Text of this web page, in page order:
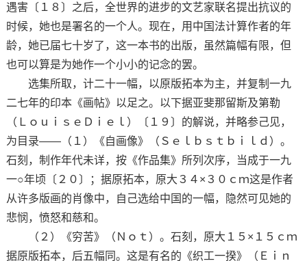
遇害〔１８〕之后，全世界的进步的文艺家联名提出抗议的
时候，她也是署名的一个人。现在，用中国法计算作者的年
龄，她已届七十岁了，这一本书的出版，虽然篇幅有限，但
也可以算是为她作一个小小的记念的罢。
选集所取，计二十一幅，以原版拓本为主，并复制一九
二七年的印本《画帖》以足之。以下据亚斐那留斯及第勒
（ＬｏｕｉｓｅＤｉｅｌ）〔１９〕的解说，并略参己见，
为目录——（１）《自画像》（Ｓｅｌｂｓｔｂｉｌｄ）。
石刻，制作年代未详，按《作品集》所列次序，当成于一九
一○年顷〔２０〕；据原拓本，原大３４×３０ｃｍ这是作者
从许多版画的肖像中，自己选给中国的一幅，隐然可见她的
悲悯，愤怒和慈和。
（２）《穷苦》（Ｎｏｔ）。石刻，原大１５×１５ｃｍ
据原版拓本，后五幅同。这是有名的《织工一揆》（Ｅｉｎ